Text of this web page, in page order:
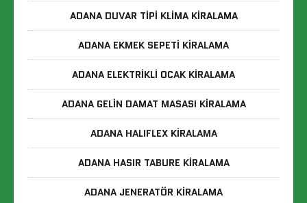
ADANA DUVAR TIPI KLIMA KIRALAMA
ADANA EKMEK SEPETI KIRALAMA
ADANA ELEKTRIKLI OCAK KIRALAMA
ADANA GELIN DAMAT MASASI KIRALAMA
ADANA HALIFLEX KIRALAMA
ADANA HASIR TABURE KIRALAMA
ADANA JENERATÖR KIRALAMA